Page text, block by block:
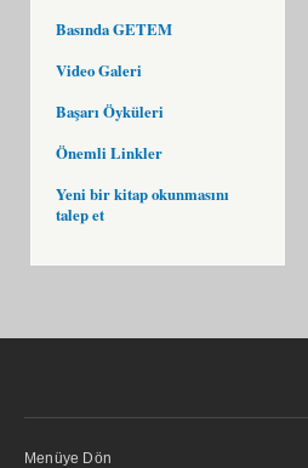
Basında GETEM
Video Galeri
Başarı Öyküleri
Önemli Linkler
Yeni bir kitap okunmasını
talep et
Menüye Dön